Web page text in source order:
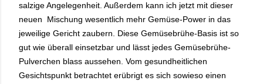
salzige Angelegenheit. Außerdem kann ich jetzt mit dieser
neuen Mischung wesentlich mehr Gemüse-Power in das
jeweilige Gericht zaubern. Diese Gemüsebrühe-Basis ist so
gut wie überall einsetzbar und lässt jedes Gemüsebrühe-
Pulverchen blass aussehen. Vom gesundheitlichen
Gesichtspunkt betrachtet erübrigt es sich sowieso einen